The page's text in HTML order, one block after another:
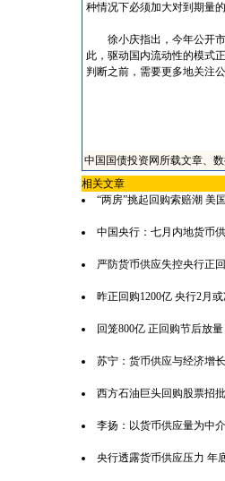
种情况下必须加大对到期量
徐小庆指出，今年公开市
此，驱动国内流动性的模式
判断之前，需要更多地关注
中国国债投资网所载文章、
相关文章
“两房”挑起回购索赔潮 美
中国央行：七月内地货币
严防货币供应失控央行正
昨正回购1200亿 央行2月
回笼800亿 正回购节后放
苏宁：货币供应与经济增
西方石油巨头回购股票招
李扬：以货币供应量为中
央行透露货币供应压力 年